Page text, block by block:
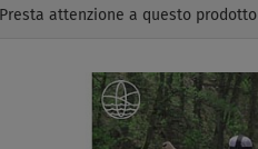
Presta attenzione a questo prodotto
Previous